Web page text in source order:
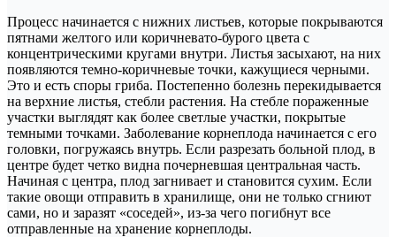
Процесс начинается с нижних листьев, которые покрываются
пятнами желтого или коричневато-бурого цвета с
концентрическими кругами внутри. Листья засыхают, на них
появляются темно-коричневые точки, кажущиеся черными.
Это и есть споры гриба. Постепенно болезнь перекидывается
на верхние листья, стебли растения. На стебле пораженные
участки выглядят как более светлые участки, покрытые
темными точками. Заболевание корнеплода начинается с его
головки, погружаясь внутрь. Если разрезать больной плод, в
центре будет четко видна почерневшая центральная часть.
Начиная с центра, плод загнивает и становится сухим. Если
такие овощи отправить в хранилище, они не только сгниют
сами, но и заразят «соседей», из-за чего погибнут все
отправленные на хранение корнеплоды.